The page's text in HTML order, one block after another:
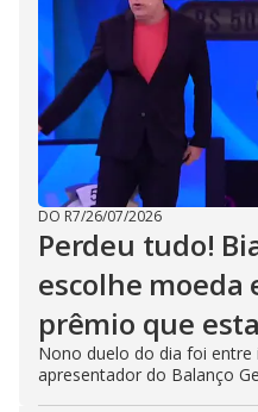
DO R7/26/07/2026
Perdeu tudo!
escolhe moeda
prêmio que
Nono duelo do dia foi entre
apresentador do Balanço